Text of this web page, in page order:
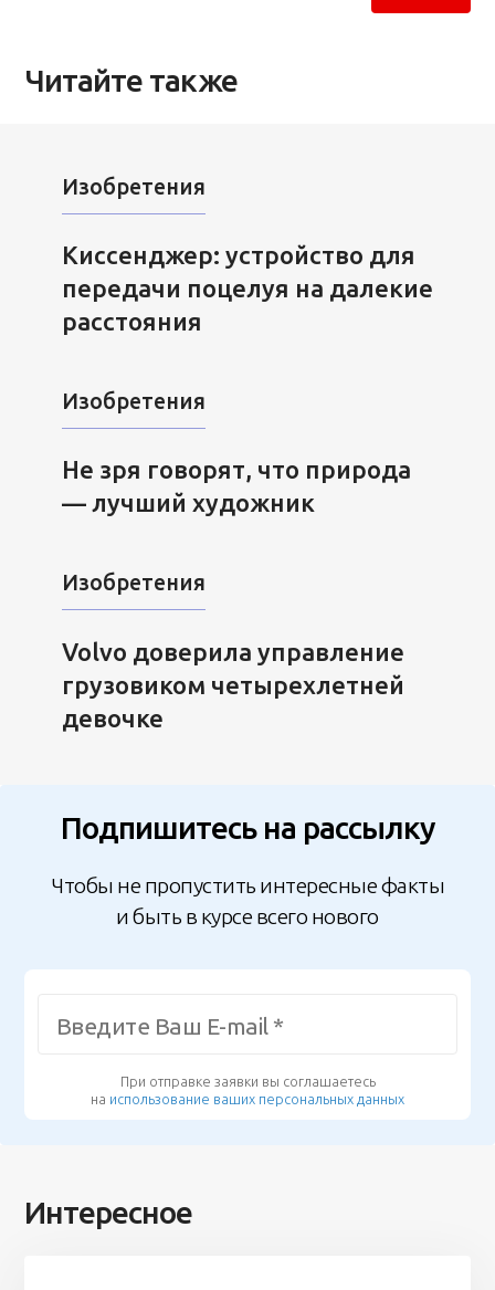
Читайте также
Изобретения
Киссенджер: устройство для
передачи поцелуя на далекие
расстояния
Изобретения
Не зря говорят, что природа
— лучший художник
Изобретения
Volvo доверила управление
грузовиком четырехлетней
девочке
Подпишитесь на рассылку
Чтобы не пропустить интересные факты
и быть в курсе всего нового
При отправке заявки вы соглашаетесь
на использование ваших персональных данных
Интересное